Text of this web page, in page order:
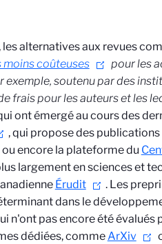
alternatives aux revues
moins coûteuses
pour les
exemple, soutenu par des
frais pour les auteurs et les
ont émergé au cours des
, qui propose des
encore la plateforme du
largement en sciences et
Érudit
. Les
dans le
n'ont pas encore été évalués
dédiées, commeArXiv